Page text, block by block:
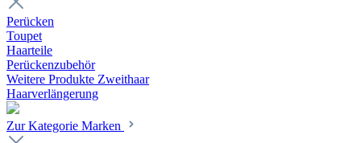
Perücken
Toupet
Haarteile
Perückenzubehör
Weitere Produkte Zweithaar
Haarverlängerung
Zur Kategorie Marken